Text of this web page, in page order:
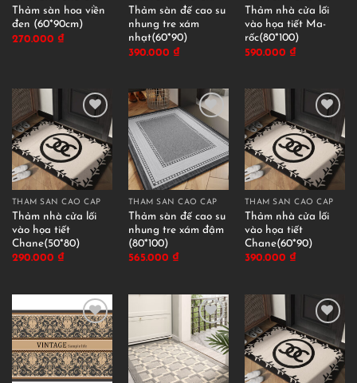
Thảm sàn hoa viền
đen (60*90cm)
270.000 ₫
Thảm sàn đế cao su
nhung tre xám
nhạt(60*90)
390.000 ₫
Thảm nhà cửa lối
vào họa tiết Ma-
rốc(80*100)
590.000 ₫
THẢM SÀN CAO CẤP
Thảm nhà cửa lối
vào họa tiết
Chane(50*80)
290.000 ₫
THẢM SÀN CAO CẤP
Thảm sàn đế cao su
nhung tre xám đậm
(80*100)
565.000 ₫
THẢM SÀN CAO CẤP
Thảm nhà cửa lối
vào họa tiết
Chane(60*90)
390.000 ₫